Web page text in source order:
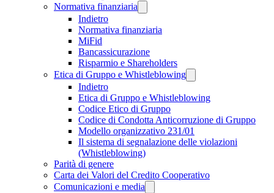
Normativa finanziaria
Indietro
Normativa finanziaria
MiFid
Bancassicurazione
Risparmio e Shareholders
Etica di Gruppo e Whistleblowing
Indietro
Etica di Gruppo e Whistleblowing
Codice Etico di Gruppo
Codice di Condotta Anticorruzione di Gruppo
Modello organizzativo 231/01
Il sistema di segnalazione delle violazioni
(Whistleblowing)
Parità di genere
Carta dei Valori del Credito Cooperativo
Comunicazioni e media